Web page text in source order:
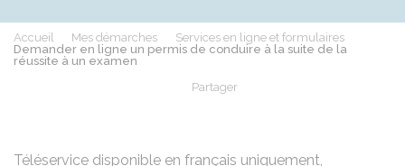
Accueil Mes démarches
Services en ligne et formulaires
Demander en ligne un permis de conduire à la suite de la
réussite à un examen
Partager
Téléservice disponible en français uniquement,